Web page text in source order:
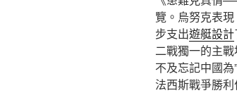
覽。烏努克表
步支出遊艇設計
二戰獨一的主
不及忘記中國
法西斯戰爭勝